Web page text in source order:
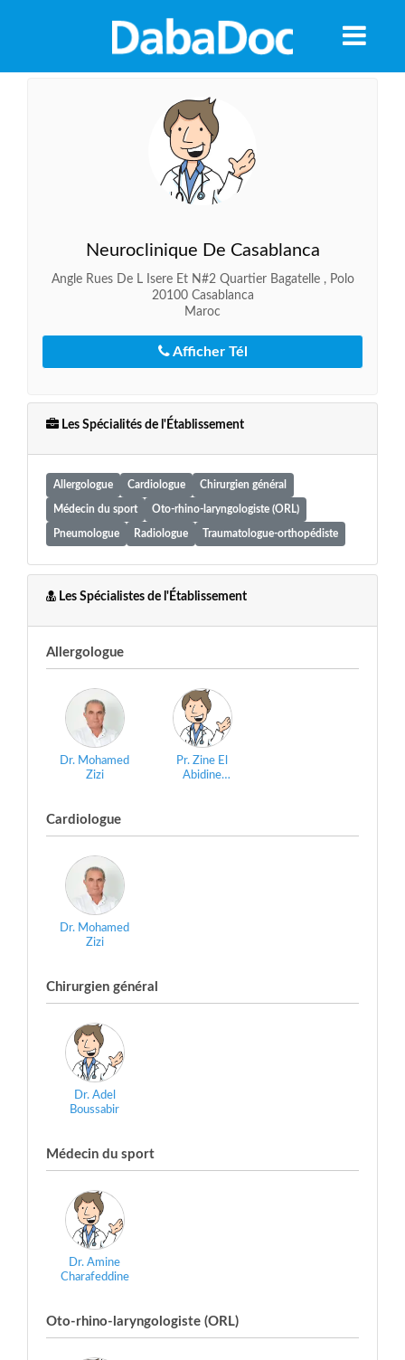
Neuroclinique De Casablanca
Angle Rues De L Isere Et N#2 Quartier Bagatelle , Polo
20100 Casablanca
Maroc
Afficher Tél
Les Spécialités de l'Établissement
Allergologue Cardiologue Chirurgien général
Médecin du sport Oto-rhino-laryngologiste (ORL)
Pneumologue Radiologue Traumatologue-orthopédiste
Les Spécialistes de l'Établissement
Allergologue
Dr. Mohamed
Zizi
Pr. Zine El
Abidine
Cardiologue
Dr. Mohamed
Zizi
Chirurgien général
Dr. Adel
Boussabir
Médecin du sport
Dr. Amine
Charafeddine
Oto-rhino-laryngologiste (ORL)